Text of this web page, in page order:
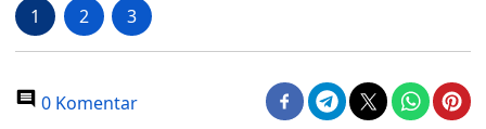
1 2 3
0 Komentar